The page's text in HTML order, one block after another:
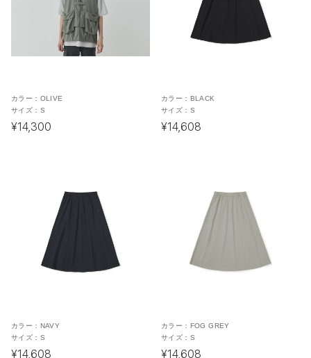
カラー： OLIVE
サイズ： S
¥14,300
カラー： BLACK
サイズ： S
¥14,608
カラー： NAVY
サイズ： S
¥14,608
カラー： FOG GREY
サイズ： S
¥14,608